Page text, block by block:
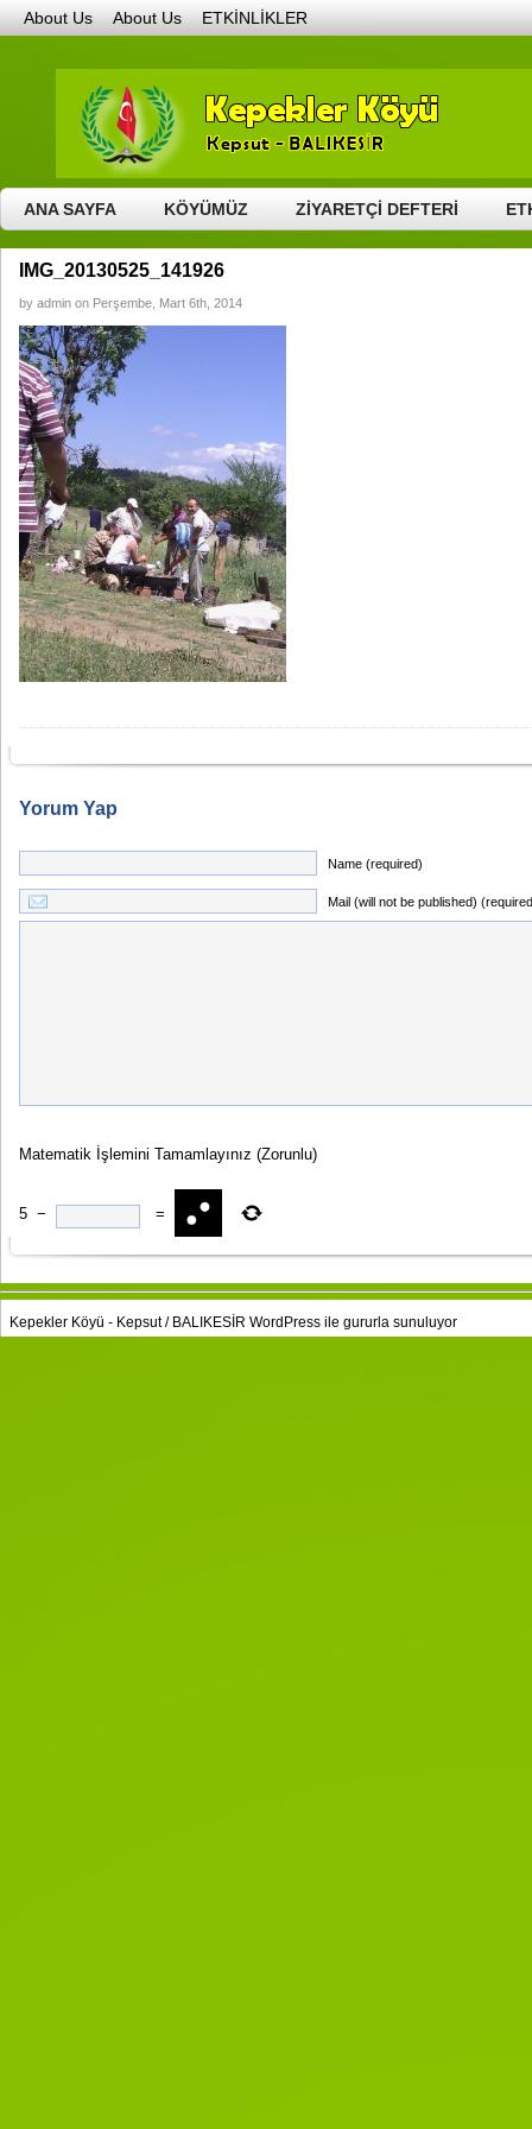
About Us About Us
ETKİNLİKLER
GENEL RESİMLER
HAYIR GÜNÜ – 2011
HAYIR GÜNÜ –
VİDEOLAR
BURSA ETKİNLİKLERİ – 2015
GENEL VİDEOLAR
HABERLER
İLETİŞİM
KÖYÜMÜZ
COĞRAFİ KONUM
DÜĞÜNLERİMİZ
ANA SAYFA
KÖYÜMÜZ ZİYARETÇİ DEFTERİ
IMG_20130525_141926
by admin on Perşembe, Mart 6th, 2014
Yorum Yap
Name (required)
Mail (will not be published)
Matematik İşlemini Tamamlayınız (Zorunlu)
5 − =
Kepekler Köyü - Kepsut / BALIKESİR WordPress ile gururla sunuluyor